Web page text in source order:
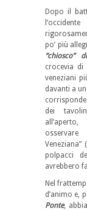
Dopo il
po’ più
“chiosco”
crocevia di
veneziani
davanti a
dei
polpacci
avrebbero
Nel
d’animo e,
Ponte,